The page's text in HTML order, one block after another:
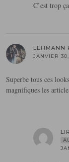
C’est trop
LEHMANN
JANVIER
Superbe tous ces
magnifiques les